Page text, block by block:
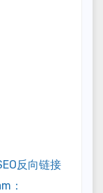
反向链接
：